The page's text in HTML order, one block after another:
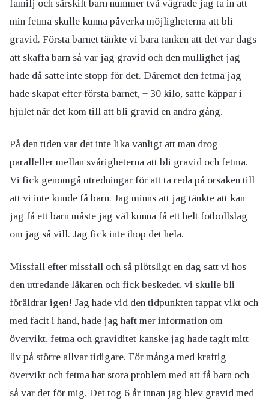
familj och särskilt barn nummer två vägrade jag ta in att
min fetma skulle kunna påverka möjligheterna att bli
gravid. Första barnet tänkte vi bara tanken att det var dags
att skaffa barn så var jag gravid och den mullighet jag
hade då satte inte stopp för det. Däremot den fetma jag
hade skapat efter första barnet, + 30 kilo, satte käppar i
hjulet när det kom till att bli gravid en andra gång.
På den tiden var det inte lika vanligt att man drog
paralleller mellan svårigheterna att bli gravid och fetma.
Vi fick genomgå utredningar för att ta reda på orsaken till
att vi inte kunde få barn. Jag minns att jag tänkte att kan
jag få ett barn måste jag väl kunna få ett helt fotbollslag
om jag så vill. Jag fick inte ihop det hela.
Missfall efter missfall och så plötsligt en dag satt vi hos
den utredande läkaren och fick beskedet, vi skulle bli
föräldrar igen! Jag hade vid den tidpunkten tappat vikt och
med facit i hand, hade jag haft mer information om
övervikt, fetma och graviditet kanske jag hade tagit mitt
liv på större allvar tidigare. För många med kraftig
övervikt och fetma har stora problem med att få barn och
så var det för mig. Det tog 6 år innan jag blev gravid med